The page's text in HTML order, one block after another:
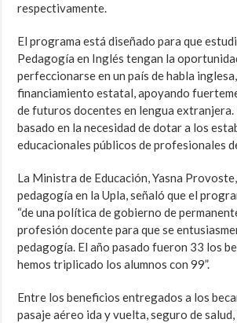
respectivamente.
El programa está diseñado para que
Pedagogía en Inglés tengan la
perfeccionarse en un país de habla
financiamiento estatal, apoyando
de futuros docentes en lengua
basado en la necesidad de dotar a los
educacionales públicos de profesionales
La Ministra de Educación, Yasna
pedagogía en la Upla, señaló que el
“de una política de gobierno de
profesión docente para que se
pedagogía. El año pasado fueron 33 los
hemos triplicado los alumnos con 99”.
Entre los beneficios entregados a los
pasaje aéreo ida y vuelta, seguro de